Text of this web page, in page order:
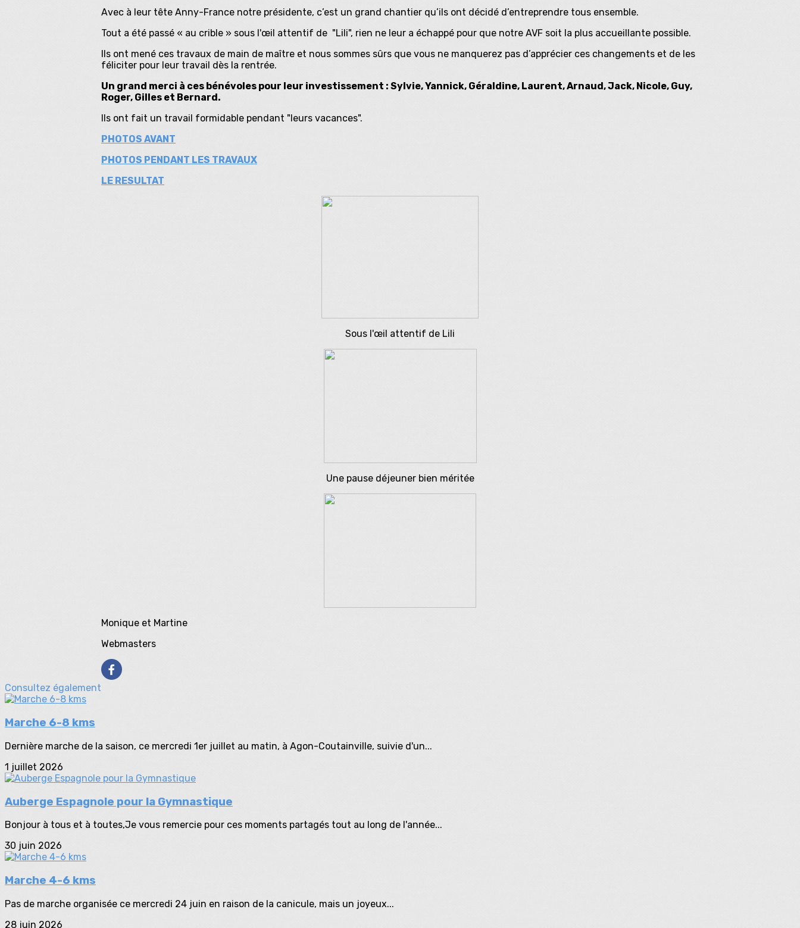
Avec à leur tête Anny-France notre présidente, c’est un grand chantier qu’ils ont décidé d’entreprendre tous ensemble.
Tout a été passé « au crible » sous l'œil attentif de "Lili", rien ne leur a échappé pour que notre AVF soit la plus accueillante possible.
Ils ont mené ces travaux de main de maître et nous sommes sûrs que vous ne manquerez pas d’apprécier ces changements et de les
féliciter pour leur travail dès la rentrée.
Un grand merci à ces bénévoles pour leur investissement : Sylvie, Yannick, Géraldine, Laurent, Arnaud, Jack, Nicole, Guy,
Roger, Gilles et Bernard.
Ils ont fait un travail formidable pendant "leurs vacances".
PHOTOS AVANT
PHOTOS PENDANT LES TRAVAUX
LE RESULTAT
Sous l'œil attentif de Lili
Une pause déjeuner bien méritée
Monique et Martine
Webmasters
Consultez également
Marche 6-8 kms
Dernière marche de la saison, ce mercredi 1er juillet au matin, à Agon-Coutainville, suivie d'un...
1 juillet 2026
Auberge Espagnole pour la Gymnastique
Bonjour à tous et à toutes,Je vous remercie pour ces moments partagés tout au long de l'année...
30 juin 2026
Marche 4-6 kms
Pas de marche organisée ce mercredi 24 juin en raison de la canicule, mais un joyeux...
28 juin 2026